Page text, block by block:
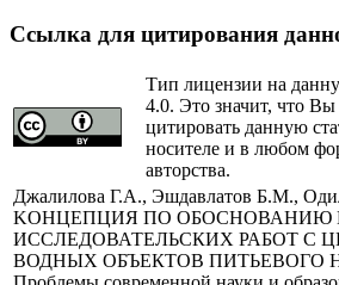
Ссылка для цитирования
Тип лицензии на
4.0. Это значит, что
цитировать данную
носителе и в любом
авторства.
Джалилова Г.А., Эшдавлатов Б.М.,
KОНЦЕПЦИЯ ПО ОБОСНОВАНИЮ
ИССЛЕДОВАТЕЛЬСКИХ РАБОТ С
ВОДНЫХ ОБЪЕКТОВ ПИТЬЕВОГО